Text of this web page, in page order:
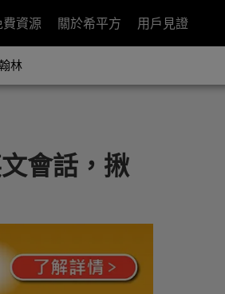
費資源 關於希平方 用戶見證
林
會話，揪